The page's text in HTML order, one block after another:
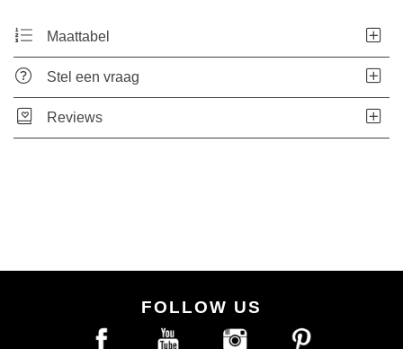
Maattabel
Stel een vraag
Reviews
FOLLOW US